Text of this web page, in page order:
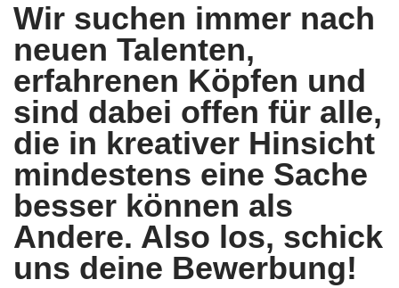
Wir suchen immer nach
neuen Talenten,
erfahrenen Köpfen und
sind dabei offen für alle,
die in kreativer Hinsicht
mindestens eine Sache
besser können als
Andere. Also los, schick
uns deine Bewerbung!